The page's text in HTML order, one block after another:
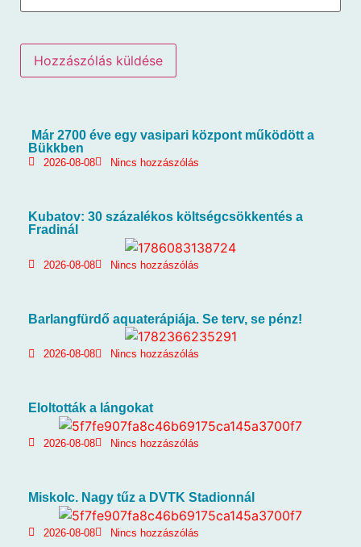
Már 2700 éve egy vasipari központ működött a
Bükkben
2026-08-08 Nincs hozzászólás
Kubatov: 30 százalékos költségcsökkentés a
Fradinál
2026-08-08 Nincs hozzászólás
Barlangfürdő aquaterápiája. Se terv, se pénz!
2026-08-08 Nincs hozzászólás
Eloltották a lángokat
2026-08-08 Nincs hozzászólás
Miskolc. Nagy tűz a DVTK Stadionnál
2026-08-08 Nincs hozzászólás